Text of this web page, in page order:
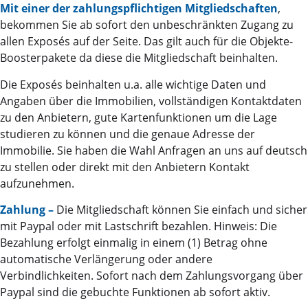
Mit einer der zahlungspflichtigen Mitgliedschaften,
bekommen Sie ab sofort den unbeschränkten Zugang zu
allen Exposés auf der Seite. Das gilt auch für die Objekte-
Boosterpakete da diese die Mitgliedschaft beinhalten.
Die Exposés beinhalten u.a. alle wichtige Daten und
Angaben über die Immobilien, vollständigen Kontaktdaten
zu den Anbietern, gute Kartenfunktionen um die Lage
studieren zu können und die genaue Adresse der
Immobilie. Sie haben die Wahl Anfragen an uns auf deutsch
zu stellen oder direkt mit den Anbietern Kontakt
aufzunehmen.
Zahlung – Die Mitgliedschaft können Sie einfach und sicher
mit Paypal oder mit Lastschrift bezahlen. Hinweis: Die
Bezahlung erfolgt einmalig in einem (1) Betrag ohne
automatische Verlängerung oder andere
Verbindlichkeiten. Sofort nach dem Zahlungsvorgang über
Paypal sind die gebuchte Funktionen ab sofort aktiv.